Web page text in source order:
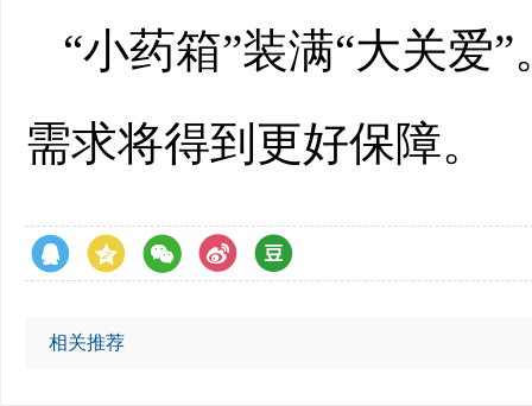
“小药箱”装满“大关爱
需求将得到更好保障。
相关推荐